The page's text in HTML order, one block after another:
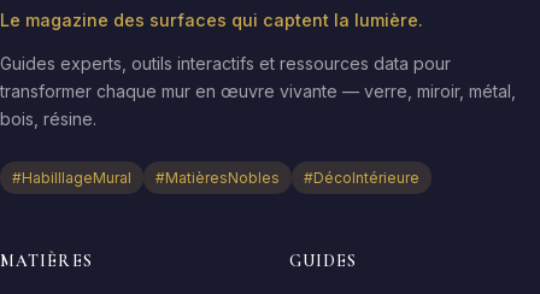
Le magazine des surfaces qui captent la lumière.
Guides experts, outils interactifs et ressources data pour
transformer chaque mur en œuvre vivante — verre, miroir, métal,
bois, résine.
#HabilllageMural #MatièresNobles #DécoIntérieure
MATIÈRES GUIDES